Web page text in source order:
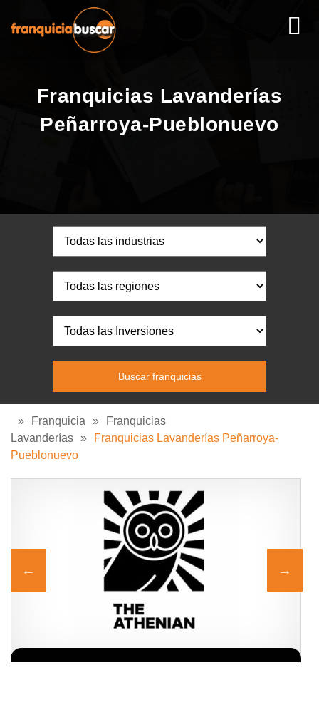
Franquicias Lavanderías
Peñarroya-Pueblonuevo
» Franquicia »
Franquicias
Lavanderías »
Franquicias Lavanderías Peñarroya-
Pueblonuevo